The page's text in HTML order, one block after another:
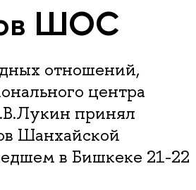
ШОС
отношений,
центра
принял
Шанхайской
в Бишкеке 21-22